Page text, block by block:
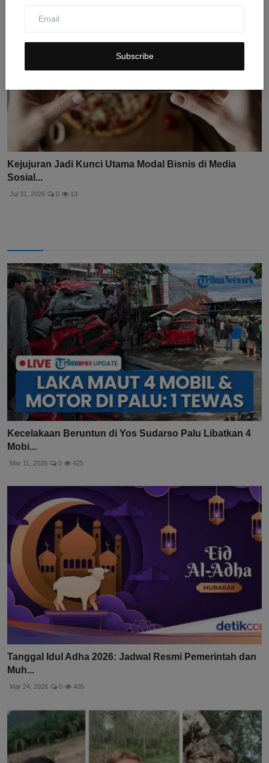
Subscribe
Kejujuran Jadi Kunci Utama Modal Bisnis di Media
Sosial...
Jul 31, 2026 0 13
Kecelakaan Beruntun di Yos Sudarso Palu Libatkan 4
Mobi...
Mar 11, 2026 0 425
Tanggal Idul Adha 2026: Jadwal Resmi Pemerintah dan
Muh...
Mar 24, 2026 0 405